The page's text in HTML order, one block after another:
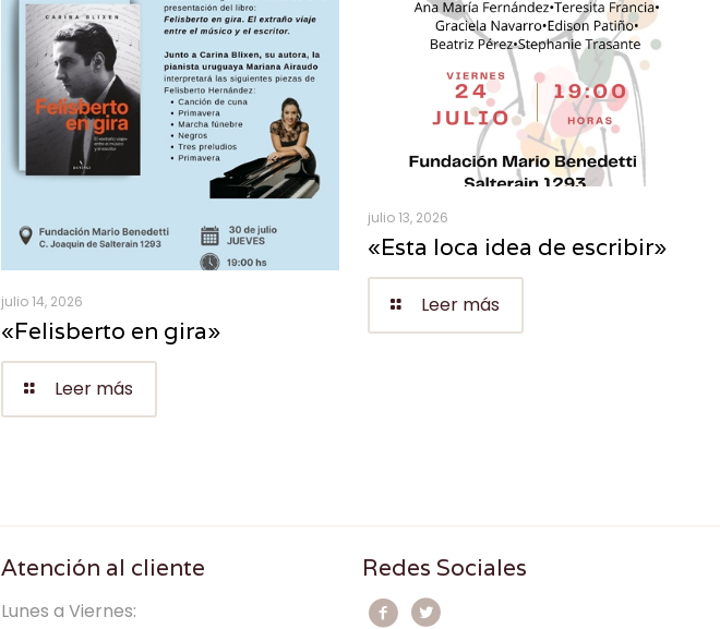
julio 14, 2026
«Felisberto en gira»
Leer más
julio 13, 2026
«Esta loca idea de escribir»
Leer más
Atención al cliente
Lunes a Viernes:
Redes Sociales